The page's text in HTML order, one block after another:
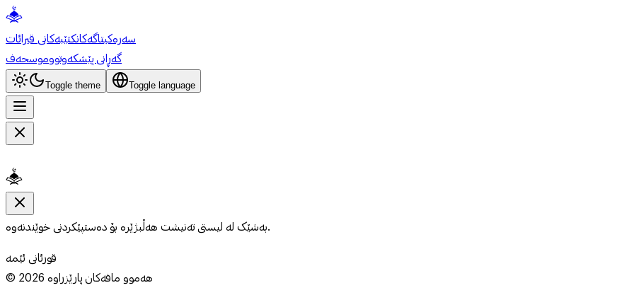
سەرەکیتاگەکانکتێبەکانی قیرائات
گەڕانی پێشکەوتووموسحەف
Toggle theme Toggle language
بەشێک لە لیستی تەنیشت هەڵبژێرە بۆ دەستپێکردنی خوێندنەوە.
قورئانی ئێمە
© 2026هەموو مافەکان پارێزراوە